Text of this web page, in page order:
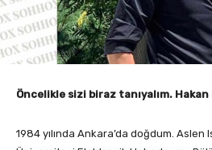
Öncelikle sizi biraz tanıyalım. Hakan
1984 yılında Ankara’da doğdum. Aslen